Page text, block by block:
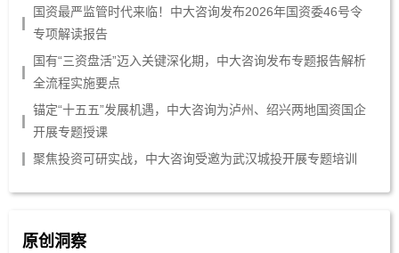
国资最严监管时代来临！中大咨询发布2026年国资委46号令
专项解读报告
国有“三资盘活”迈入关键深化期，中大咨询发布专题报告解析
全流程实施要点
锚定“十五五”发展机遇，中大咨询为泸州、绍兴两地国资国企
开展专题授课
聚焦投资可研实战，中大咨询受邀为武汉城投开展专题培训
原创洞察